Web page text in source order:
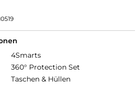
4Smarts
360° Protection Set
Taschen & Hüllen